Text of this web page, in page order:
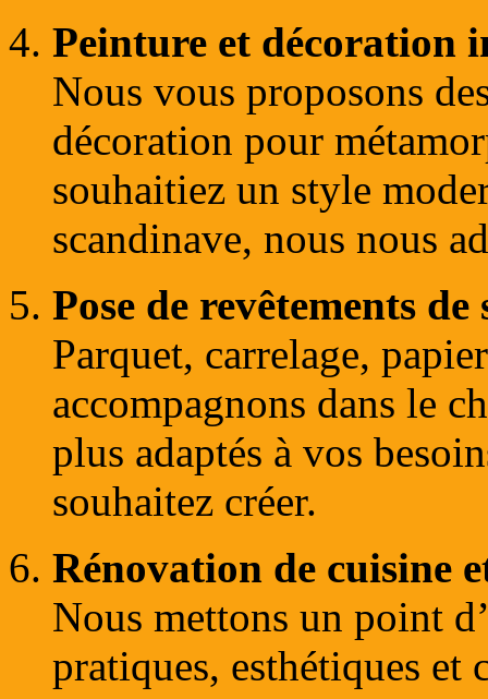
Peinture et décoration
Nous vous proposons
décoration pour
souhaitiez un style
scandinave, nous nous
Pose de revêtements
Parquet, carrelage,
accompagnons dans le
plus adaptés à vos
souhaitez créer.
Rénovation de cuisine
Nous mettons un point
pratiques, esthétiques et